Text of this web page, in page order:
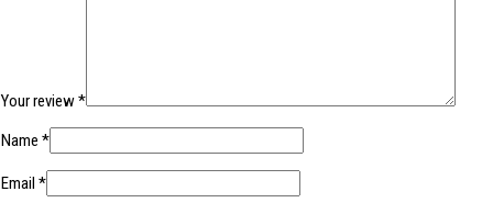
Your review*
Name *
Email *